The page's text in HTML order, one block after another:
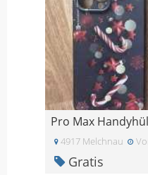
Pro Max
4917 Melchnau
Gratis